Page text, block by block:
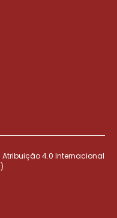
4.0 Internacional